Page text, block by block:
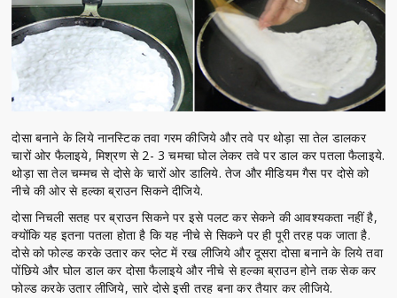
दोसा बनाने के लिये नानस्टिक तवा गरम कीजिये और तवे पर थोड़ा सा तेल डालकर
चारों ओर फैलाइये, मिश्रण से 2- 3 चमचा घोल लेकर तवे पर डाल कर पतला फैलाइये.
थोड़ा सा तेल चम्मच से दोसे के चारों ओर डालिये. तेज और मीडियम गैस पर दोसे को
नीचे की ओर से हल्का ब्राउन सिकने दीजिये.
दोसा निचली सतह पर ब्राउन सिकने पर इसे पलट कर सेकने की आवश्यकता नहीं है,
क्‍योंकि यह इतना पतला होता है कि यह नीचे से सिकने पर ही पूरी तरह पक जाता है.
दोसे को फोल्ड करके उतार कर प्लेट में रख लीजिये और दूसरा दोसा बनाने के लिये तवा
पोंछिये और घोल डाल कर दोसा फैलाइये और नीचे से हल्का ब्राउन होने तक सेक कर
फोल्ड करके उतार लीजिये, सारे दोसे इसी तरह बना कर तैयार कर लीजिये.